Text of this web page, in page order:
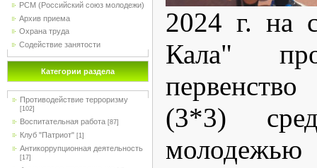
РСМ (Российский союз молодежи)
Архив приема
Охрана труда
Содействие занятости
Категории раздела
Противодействие терроризму
[102]
Воспитательная работа [87]
Клуб "Патриот" [1]
Антикоррупционная деятельность
[17]
2024 г. на
Кала"
(3*3)
молодежью